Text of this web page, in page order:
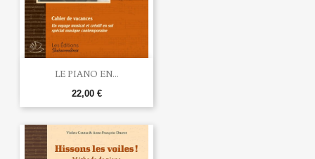
LE PIANO EN...
22,00 €